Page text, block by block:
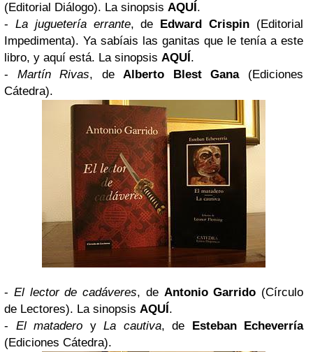
(Editorial Diálogo). La sinopsis AQUÍ.
- La juguetería errante, de Edward Crispin (Editorial
Impedimenta). Ya sabíais las ganitas que le tenía a este
libro, y aquí está. La sinopsis AQUÍ.
- Martín Rivas, deAlberto Blest Gana(Ediciones
Cátedra).
- El lector de cadáveres, de Antonio Garrido (Círculo
de Lectores). La sinopsis AQUÍ.
- El matadero y La cautiva, de Esteban Echeverría
(Ediciones Cátedra).